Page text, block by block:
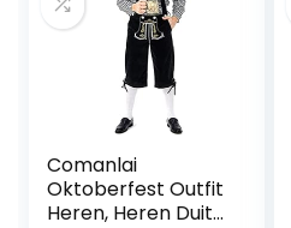
Comanlai
Oktoberfest Outfit
Heren, Heren Duits